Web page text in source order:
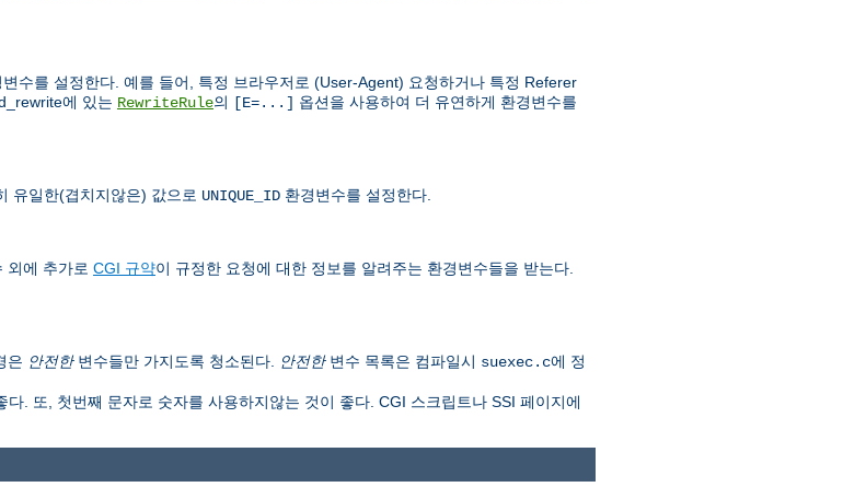
수를 설정한다. 예를 들어, 특정 브라우저로 (User-Agent) 요청하거나 특정 Referer
에 있는 RewriteRule의 [E=...] 옵션을 사용하여 더 유연하게 환경변수를
유일한(겹치지않은) 값으로 UNIQUE_ID 환경변수를 설정한다.
외에 추가로 CGI 규약이 규정한 요청에 대한 정보를 알려주는 환경변수들을 받는다.
은 안전한변수들만 가지도록 청소된다. 안전한변수 목록은 컴파일시 suexec.c에 정
. 또, 첫번째 문자로 숫자를 사용하지않는 것이 좋다. CGI 스크립트나 SSI 페이지에